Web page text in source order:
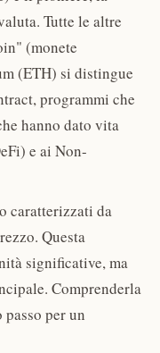
Tutte le altre
(monete
(ETH) si distingue
programmi che
hanno dato vita
e ai Non-
caratterizzati da
Questa
significative, ma
Comprenderla
per un